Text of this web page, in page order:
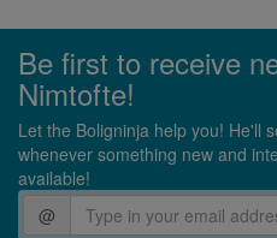
Be first to receive
Nimtofte!
Let the Boligninja help you! He'll
whenever something new and
available!
@